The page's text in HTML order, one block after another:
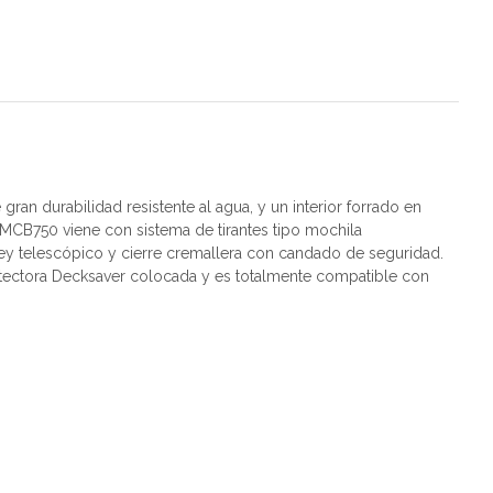
durabilidad resistente al agua, y un interior forrado en
viene con sistema de tirantes tipo mochila
telescópico y cierre cremallera con candado de seguridad.
Decksaver colocada y es totalmente compatible con